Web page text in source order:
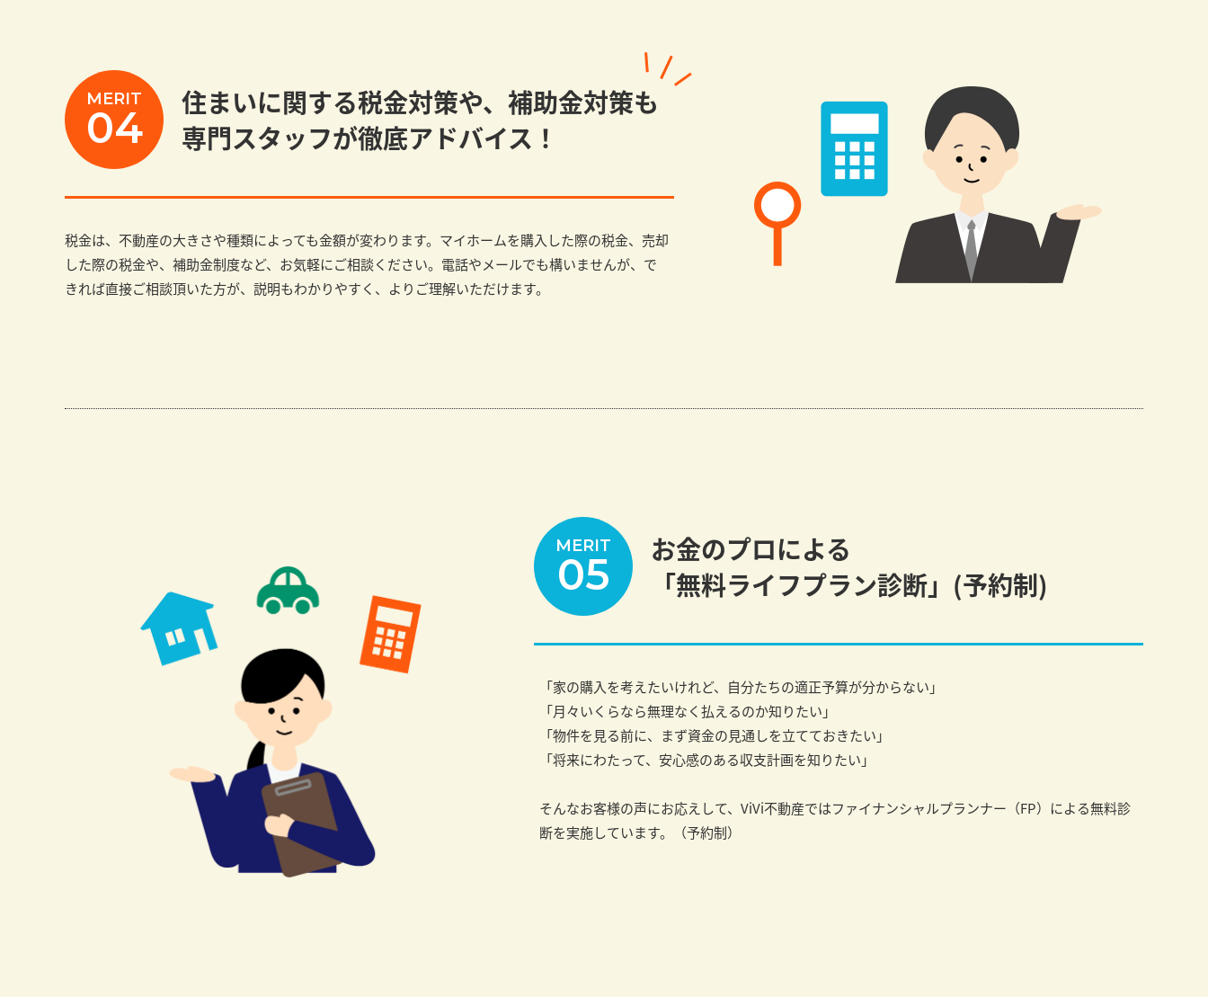
MERIT
04
住まいに関する税金対策や、補助金対策も
専門スタッフが徹底アドバイス！
税金は、不動産の大きさや種類によっても金額が変わります。マイホームを購入した際の税金、売却
した際の税金や、補助金制度など、お気軽にご相談ください。電話やメールでも構いませんが、で
きれば直接ご相談頂いた方が、説明もわかりやすく、よりご理解いただけます。
MERIT
05
お金のプロによる
「無料ライフプラン診断」(予約制)
「家の購入を考えたいけれど、自分たちの適正予算が分からない」
「月々いくらなら無理なく払えるのか知りたい」
「物件を見る前に、まず資金の見通しを立てておきたい」
「将来にわたって、安心感のある収支計画を知りたい」
そんなお客様の声にお応えして、ViVi不動産ではファイナンシャルプランナー（FP）による無料診
断を実施しています。（予約制）